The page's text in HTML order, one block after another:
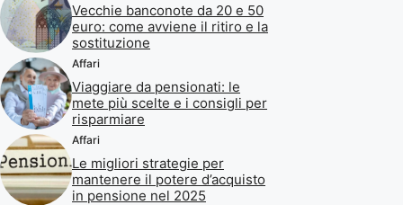
Vecchie banconote da 20 e 50
euro: come avviene il ritiro e la
sostituzione
Affari
Viaggiare da pensionati: le
mete più scelte e i consigli per
risparmiare
Affari
Le migliori strategie per
mantenere il potere d’acquisto
in pensione nel 2025